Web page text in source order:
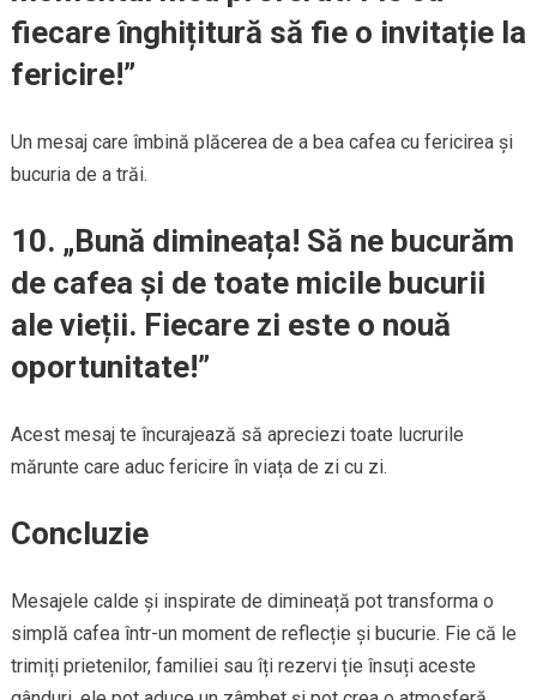
fiecare înghițitură să fie o invitație la
fericire!”
Un mesaj care îmbină plăcerea de a bea cafea cu fericirea și
bucuria de a trăi.
10. „Bună dimineața! Să ne bucurăm
de cafea și de toate micile bucurii
ale vieții. Fiecare zi este o nouă
oportunitate!”
Acest mesaj te încurajează să apreciezi toate lucrurile
mărunte care aduc fericire în viața de zi cu zi.
Concluzie
Mesajele calde și inspirate de dimineață pot transforma o
simplă cafea într-un moment de reflecție și bucurie. Fie că le
trimiți prietenilor, familiei sau îți rezervi ție însuți aceste